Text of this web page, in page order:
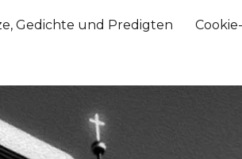
Gedichte und Predigten